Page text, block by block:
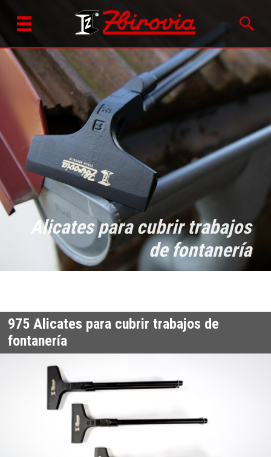
Alicates para cubrir trabajos
de fontanería
975 Alicates para cubrir trabajos de
fontanería